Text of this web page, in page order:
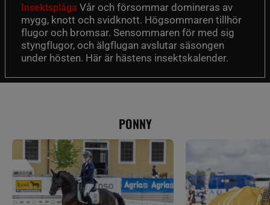
Insektsplåga Vår och försommar domineras av
mygg, knott och svidknott. Högsommaren tillhör
flugor och bromsar. Sensommaren för med sig
styngflugor, och älgflugan avslutar säsongen
under hösten. Här är hästens insektskalender.
PONNY